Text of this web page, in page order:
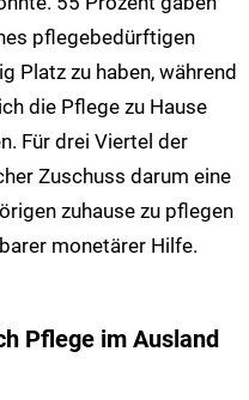
pflegebedürftigen
Platz zu haben, während
die Pflege zu Hause
Für drei Viertel der
Zuschuss darum eine
zuhause zu pflegen
monetärer Hilfe.
Pflege im Ausland